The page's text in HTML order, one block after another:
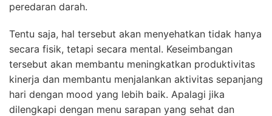
peredaran darah.
Tentu saja, hal tersebut akan menyehatkan tidak hanya
secara fisik, tetapi secara mental. Keseimbangan
tersebut akan membantu meningkatkan produktivitas
kinerja dan membantu menjalankan aktivitas sepanjang
hari dengan mood yang lebih baik. Apalagi jika
dilengkapi dengan menu sarapan yang sehat dan